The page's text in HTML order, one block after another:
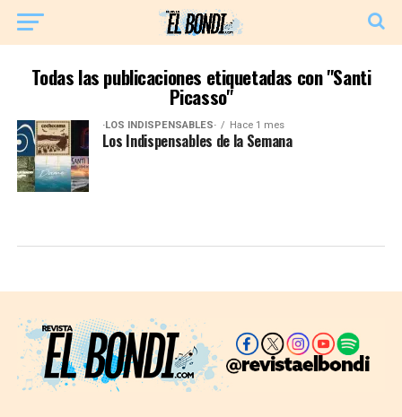
Todas las publicaciones etiquetadas con "Santi
Picasso"
·LOS INDISPENSABLES· Hace 1 mes
Los Indispensables de la Semana